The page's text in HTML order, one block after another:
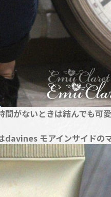
間がないときは結んでも可
davines モアインサイドの